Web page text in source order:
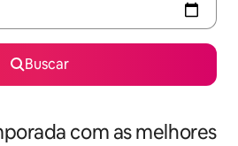
Buscar
com as melhores